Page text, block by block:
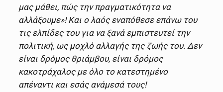
μας μάθει, πώς την πραγματικότητα να
αλλάξουμε»! Και ο λαός εναπόθεσε επάνω του
τις ελπίδες του για να ξανά εμπιστευτεί την
πολιτική, ως μοχλό αλλαγής της ζωής του. Δεν
είναι δρόμος θριάμβου, είναι δρόμος
κακοτράχαλος με όλο το κατεστημένο
απέναντι και εσάς ανάμεσά τους!